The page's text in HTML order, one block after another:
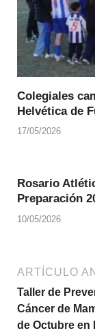
Colegiales
Helvética de
17/05/2026
Rosario
Preparación
10/05/2026
ARTÍCULO
Taller de
Cáncer de
de Octubre en